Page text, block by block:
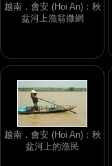
越南．會安 (Hoi An)：秋
盆河上漁翁撒網
越南．會安 (Hoi An)：秋
盆河上的漁民